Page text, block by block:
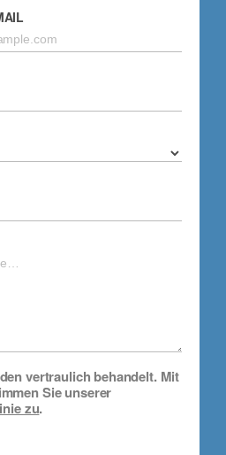
vertraulich behandelt. Mit
Sie unserer
zu.